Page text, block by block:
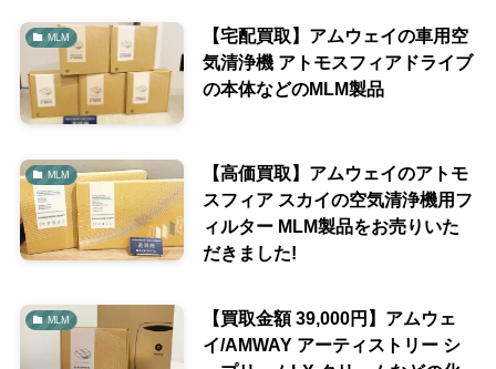
MLM
【宅配買取】アムウェイの車用空
気清浄機 アトモスフィアドライブ
の本体などのMLM製品
MLM
【高価買取】アムウェイのアトモ
スフィア スカイの空気清浄機用フ
ィルター MLM製品をお売りいた
だきました!
MLM
【買取金額 39,000円】アムウェ
イ/AMWAY アーティストリー シ